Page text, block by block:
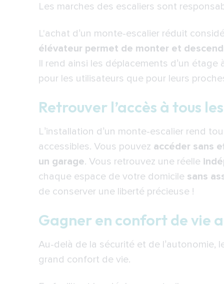
Quel est le prix d’un monte-
Location de monte-escalier
Crédit d’impôt de 25 %
Allocation personnalisée
Prestation de compensation du
L’achat d’un monte-escalier
étape simple et rassurant
Indépendance Royale, un
votre monte-escalier
Les marches des escaliers sont
L'achat d’un monte-escalier réduit
élévateur permet de monter et
Il rend ainsi les déplacements d’un
pour les utilisateurs que pour leurs
Retrouver l’accès à tous
L’installation d’un monte-escalier rend
accessibles. Vous pouvez accéder sans
un garage. Vous retrouvez une réelle
chaque espace de votre domicile sans
de conserver une liberté précieuse !
Gagner en confort de vie
Au-delà de la sécurité et de l’autonomie,
grand confort de vie.